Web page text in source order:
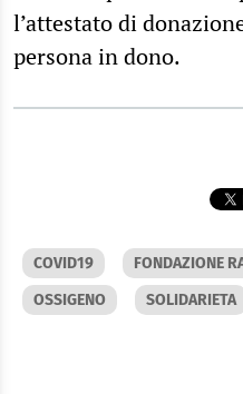
l’attestato di
persona in dono.
COVID19 FONDAZIONE
OSSIGENO
SOLIDARIETA